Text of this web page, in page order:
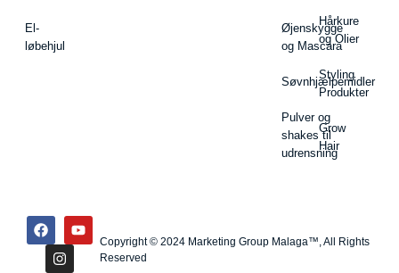
El-
løbehjul
Øjenskygge
og Mascara
Søvnhjælpemidler
Pulver og
shakes til
udrensning
Hårkure
og Olier
Styling
Produkter
Grow
Hair
Copyright © 2024 Marketing Group Malaga™, All Rights
Reserved